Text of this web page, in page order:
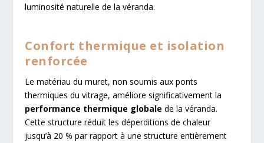
luminosité naturelle de la véranda.
Confort thermique et isolation
renforcée
Le matériau du muret, non soumis aux ponts
thermiques du vitrage, améliore significativement la
performance thermique globale de la véranda.
Cette structure réduit les déperditions de chaleur
jusqu’à 20 % par rapport à une structure entièrement